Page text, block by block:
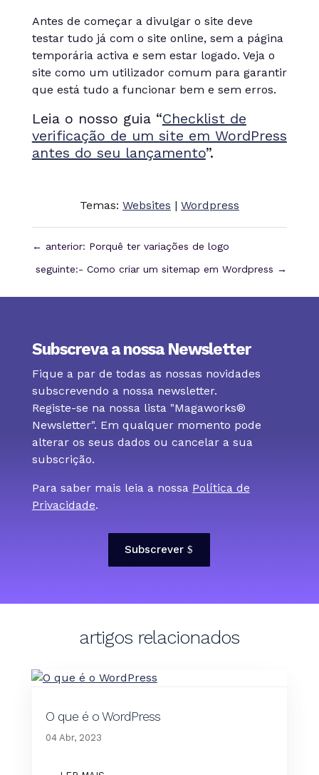
Antes de começar a divulgar o site deve
testar tudo já com o site online, sem a página
temporária activa e sem estar logado. Veja o
site como um utilizador comum para garantir
que está tudo a funcionar bem e sem erros.
Leia o nosso guia “Checklist de
verificação de um site em WordPress
antes do seu lançamento”.
Temas: Websites | Wordpress
← anterior: Porquê ter variações de logo
seguinte:- Como criar um sitemap em Wordpress →
Subscreva a nossa Newsletter
Fique a par de todas as nossas novidades
subscrevendo a nossa newsletter.
Registe-se na nossa lista "Magaworks®
Newsletter". Em qualquer momento pode
alterar os seus dados ou cancelar a sua
subscrição.
Para saber mais leia a nossa Política de
Privacidade.
Subscrever
artigos relacionados
O que é o WordPress
04 Abr, 2023